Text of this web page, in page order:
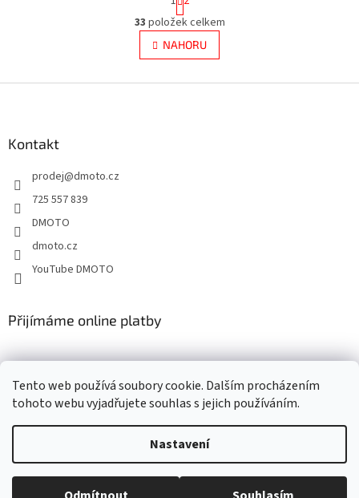
Tento web používá soubory cookie. Dalším procházením
tohoto webu vyjadřujete souhlas s jejich používáním.
Nastavení
O
v
l
á
t
r
á
n
k
v
33 položek celkem
NAHORU
Kontakt
prodej@dmoto.cz
725 557 839
DMOTO
dmoto.cz
YouTube DMOTO
Přijímáme online platby
Vytvořil Shoptet